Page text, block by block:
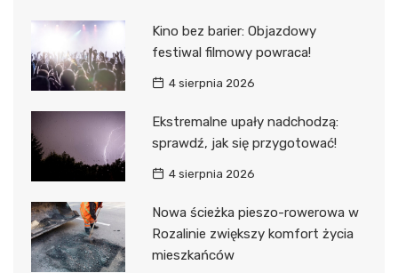
Kino bez barier: Objazdowy
festiwal filmowy powraca!
4 sierpnia 2026
Ekstremalne upały nadchodzą:
sprawdź, jak się przygotować!
4 sierpnia 2026
Nowa ścieżka pieszo-rowerowa w
Rozalinie zwiększy komfort życia
mieszkańców